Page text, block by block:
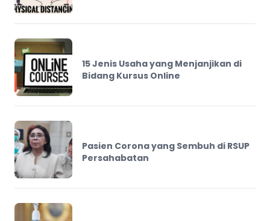
15 Jenis Usaha yang Menjanjikan di
Bidang Kursus Online
Pasien Corona yang Sembuh di RSUP
Persahabatan